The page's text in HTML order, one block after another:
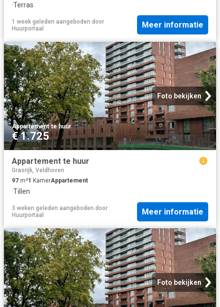
·Terras
1 week geleden aangeboden door
Huurportaal
Meer informatie
Foto bekijken
Appartement·te huur
€ 1.725
Appartement te huur
Grasrijk, Veldhoven
97 m²1 KamerAppartement
·Tillen
3 weken geleden aangeboden door
Huurportaal
Meer informatie
Foto bekijken